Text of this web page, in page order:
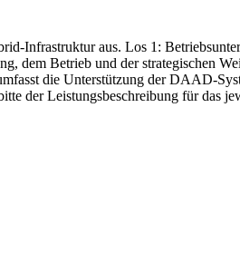
Infrastruktur aus. Los 1:
dem Betrieb und der strategischen
die Unterstützung der DAAD-
der Leistungsbeschreibung für das